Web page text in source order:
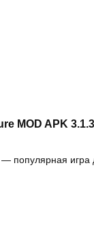
MOD APK
популярная игра